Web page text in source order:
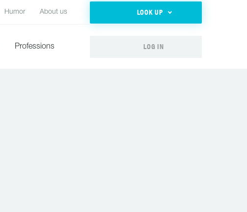
Humor About us LOOK UP
Professions LOG IN